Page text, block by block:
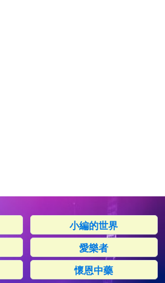
小編的世界
愛樂者
懷恩中藥